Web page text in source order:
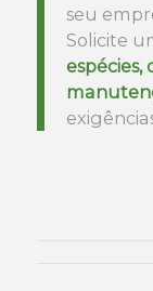
seu
Solicite
espécies,